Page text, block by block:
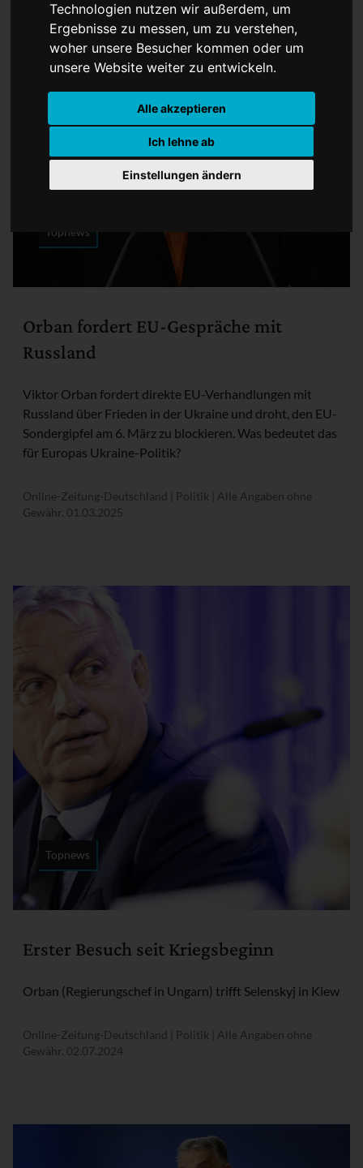
Technologien nutzen wir außerdem, um
Ergebnisse zu messen, um zu verstehen,
woher unsere Besucher kommen oder um
unsere Website weiter zu entwickeln.
Alle akzeptieren
Ich lehne ab
Einstellungen ändern
Orban fordert EU-Gespräche mit
Russland
Viktor Orban fordert direkte EU-Verhandlungen mit
Russland über Frieden in der Ukraine und droht, den EU-
Sondergipfel am 6. März zu blockieren. Was bedeutet das
für Europas Ukraine-Politik?
Topnews
Online-Zeitung-Deutschland | Politik | Alle Angaben ohne
Gewähr. 01.03.2025
Erster Besuch seit Kriegsbeginn
Orban (Regierungschef in Ungarn) trifft Selenskyj in Kiew
Topnews
Online-Zeitung-Deutschland | Politik | Alle Angaben ohne
Gewähr. 02.07.2024